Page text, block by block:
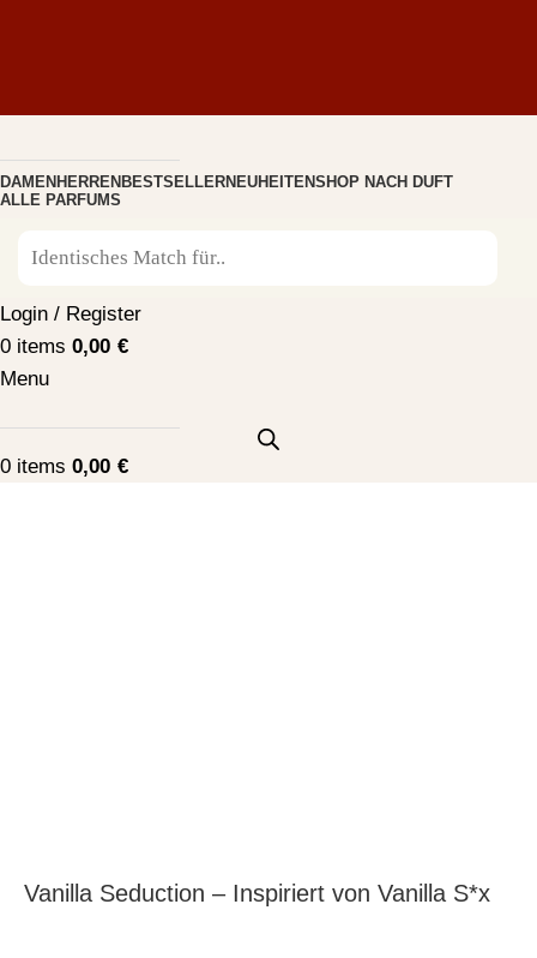
DAMEN HERREN BESTSELLERNEUHEITENSHOP NACH DUFT
ALLE PARFUMS
Login / Register
0 items 0,00 €
Menu
0 items 0,00 €
Vanilla Seduction – Inspiriert von Vanilla S*x